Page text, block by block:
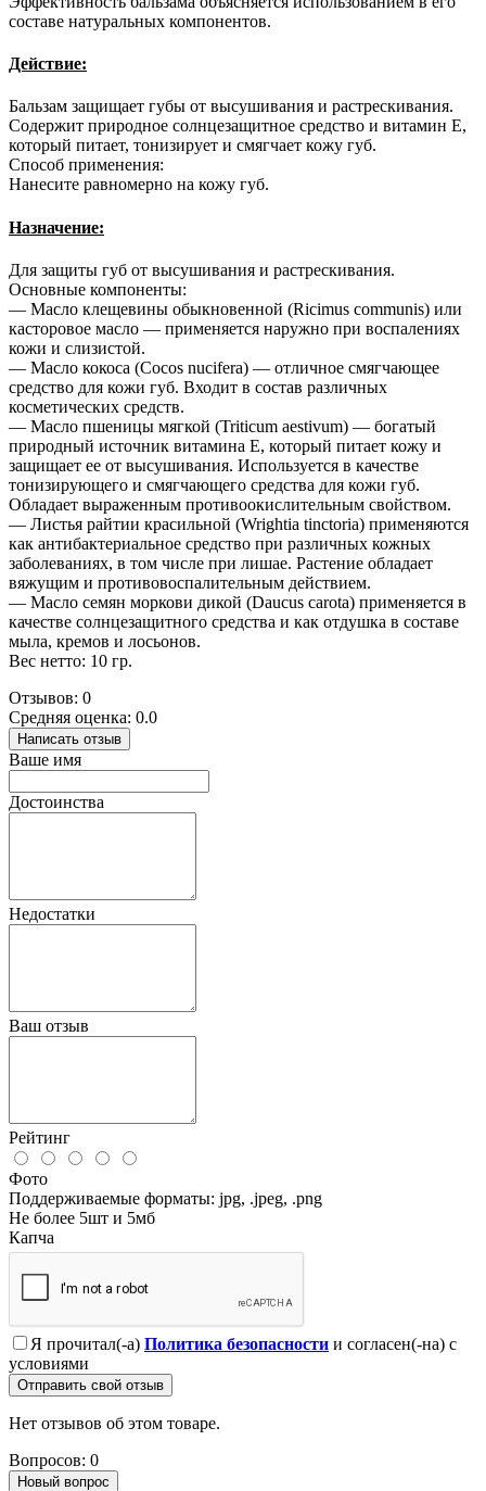
составе натуральных компонентов.
Действие:
Бальзам защищает губы от высушивания и растрескивания.
Содержит природное солнцезащитное средство и витамин Е,
который питает, тонизирует и смягчает кожу губ.
Способ применения:
Нанесите равномерно на кожу губ.
Назначение:
Для защиты губ от высушивания и растрескивания.
Основные компоненты:
— Масло клещевины обыкновенной (Ricimus communis) или
касторовое масло — применяется наружно при воспалениях
кожи и слизистой.
— Масло кокоса (Cocos nucifera) — отличное смягчающее
средство для кожи губ. Входит в состав различных
косметических средств.
— Масло пшеницы мягкой (Triticum aestivum) — богатый
природный источник витамина Е, который питает кожу и
защищает ее от высушивания. Используется в качестве
тонизирующего и смягчающего средства для кожи губ.
Обладает выраженным противоокислительным свойством.
— Листья райтии красильной (Wrightia tinctoria) применяются
как антибактериальное средство при различных кожных
заболеваниях, в том числе при лишае. Растение обладает
вяжущим и противовоспалительным действием.
— Масло семян моркови дикой (Daucus carota) применяется в
качестве солнцезащитного средства и как отдушка в составе
мыла, кремов и лосьонов.
Вес нетто: 10 гр.
Отзывов: 0
Средняя оценка: 0.0
Написать отзыв
Ваше имя
Достоинства
Недостатки
Ваш отзыв
Рейтинг
Фото
Поддерживаемые форматы: jpg, .jpeg, .png
Не более 5шт и 5мб
Капча
Я прочитал(-а) Политика безопасности и согласен(-на) с
условиями
Отправить свой отзыв
Нет отзывов об этом товаре.
Вопросов: 0
Новый вопрос